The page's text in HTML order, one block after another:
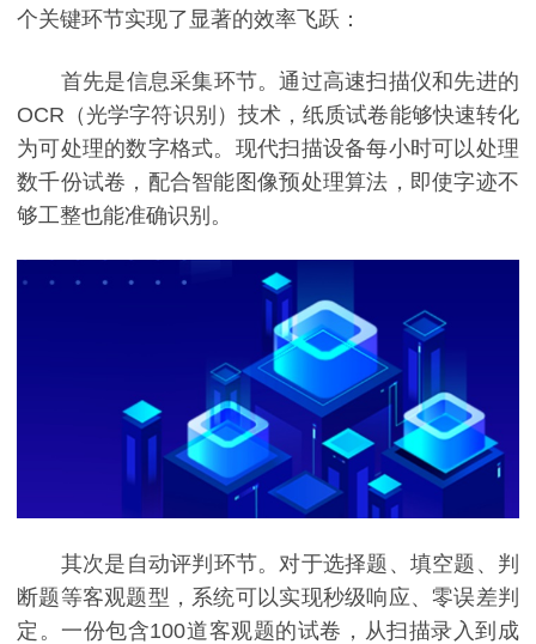
个关键环节实现了显著的效率飞跃：
首先是信息采集环节。通过高速扫描仪和先进的
OCR（光学字符识别）技术，纸质试卷能够快速转化
为可处理的数字格式。现代扫描设备每小时可以处理
数千份试卷，配合智能图像预处理算法，即使字迹不
够工整也能准确识别。
其次是自动评判环节。对于选择题、填空题、判
断题等客观题型，系统可以实现秒级响应、零误差判
定。一份包含100道客观题的试卷，从扫描录入到成